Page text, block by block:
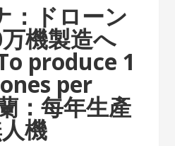
：ドローン
機製造へ
produce 1
per
：每年生產
機